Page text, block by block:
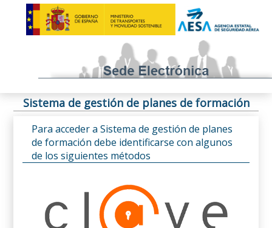
Sistema de gestión de planes de formación
Para acceder a Sistema de gestión de planes
de formación debe identificarse con algunos
de los siguientes métodos